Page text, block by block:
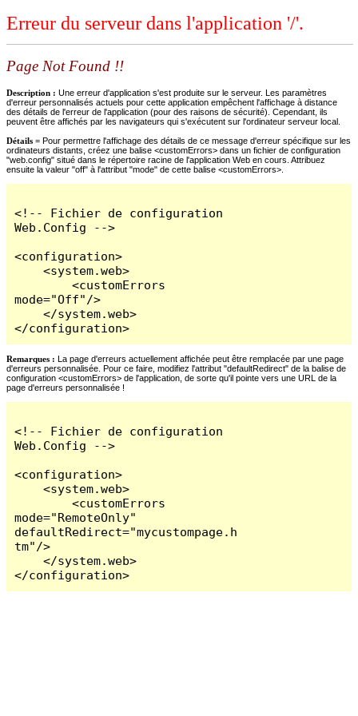
Erreur du serveur dans l'application '/'.
Page Not Found !!
Description : Une erreur d'application s'est produite sur le serveur. Les paramètres
d'erreur personnalisés actuels pour cette application empêchent l'affichage à distance
des détails de l'erreur de l'application (pour des raisons de sécurité). Cependant, ils
peuvent être affichés par les navigateurs qui s'exécutent sur l'ordinateur serveur local.
Détails = Pour permettre l'affichage des détails de ce message d'erreur spécifique sur les
ordinateurs distants, créez une balise <customErrors> dans un fichier de configuration
"web.config" situé dans le répertoire racine de l'application Web en cours. Attribuez
ensuite la valeur "off" à l'attribut "mode" de cette balise <customErrors>.
<!-- Fichier de configuration
Web.Config -->
<configuration>
    <system.web>
        <customErrors
mode="Off"/>
    </system.web>
</configuration>
Remarques : La page d'erreurs actuellement affichée peut être remplacée par une page
d'erreurs personnalisée. Pour ce faire, modifiez l'attribut "defaultRedirect" de la balise de
configuration <customErrors> de l'application, de sorte qu'il pointe vers une URL de la
page d'erreurs personnalisée !
<!-- Fichier de configuration
Web.Config -->
<configuration>
    <system.web>
        <customErrors
mode="RemoteOnly"
defaultRedirect="mycustompage.h
tm"/>
    </system.web>
</configuration>